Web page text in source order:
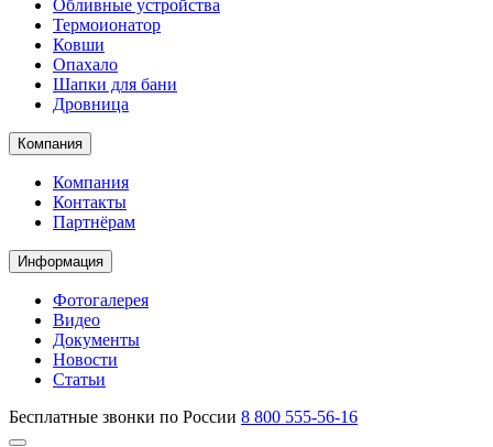
Обливные устройства
Термоионатор
Ковши
Опахало
Шапки для бани
Дровница
Компания
Компания
Контакты
Партнёрам
Информация
Фотогалерея
Видео
Документы
Новости
Статьи
Бесплатные звонки по России 8 800 555-56-16